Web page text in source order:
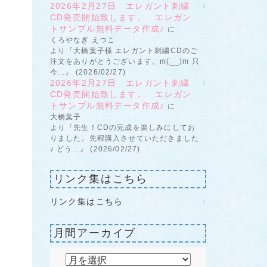
2026年2月27日 エレガント刺繍
CD発売開始致します。 エレガン
トサンプル無料データ作成♪ に
くろやなぎ えつこ
より『大橋葉子様 エレガント刺繍CDのご
注文をありがとうございます。m(__)m 只
今...』 (2026/02/27)
2026年2月27日 エレガント刺繍
CD発売開始致します。 エレガン
トサンプル無料データ作成♪ に
大橋葉子
より『先生！CDの完成を楽しみにしてお
りました。先程購入させていただきました
♪ どう...』 (2026/02/27)
リンク集はこちら
リンク集はこちら
月間アーカイブ